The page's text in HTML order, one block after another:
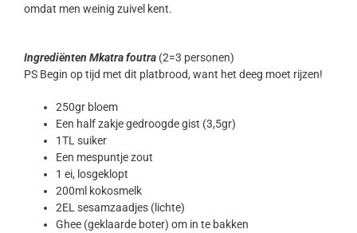
omdat men weinig zuivel kent.
Ingrediënten Mkatra foutra (2=3 personen)
PS Begin op tijd met dit platbrood, want het deeg moet rijzen!
250gr bloem
Een half zakje gedroogde gist (3,5gr)
1TL suiker
Een mespuntje zout
1 ei, losgeklopt
200ml kokosmelk
2EL sesamzaadjes (lichte)
Ghee (geklaarde boter) om in te bakken